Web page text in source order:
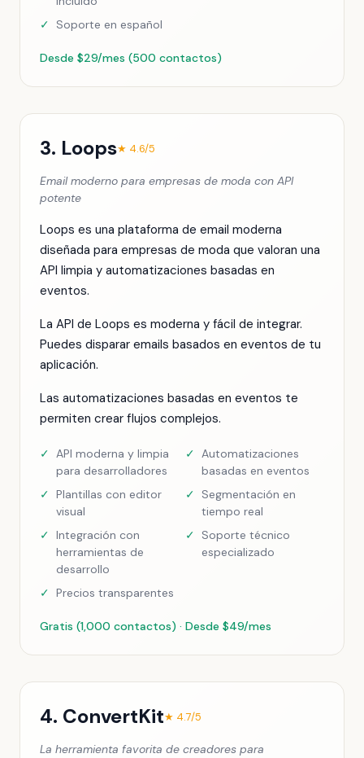
✓ Soporte en español
Desde $29/mes (500 contactos)
3. Loops★ 4.6/5
Email moderno para empresas de moda con API
potente
Loops es una plataforma de email moderna
diseñada para empresas de moda que valoran una
API limpia y automatizaciones basadas en
eventos.
La API de Loops es moderna y fácil de integrar.
Puedes disparar emails basados en eventos de tu
aplicación.
Las automatizaciones basadas en eventos te
permiten crear flujos complejos.
✓ API moderna y limpia
para desarrolladores
✓ Automatizaciones
basadas en eventos
✓ Plantillas con editor
visual
✓
Segmentación en
tiempo real
✓ Integración con
herramientas de
desarrollo
✓
Soporte técnico
especializado
✓ Precios transparentes
Gratis (1,000 contactos) · Desde $49/mes
4. ConvertKit★ 4.7/5
La herramienta favorita de creadores para